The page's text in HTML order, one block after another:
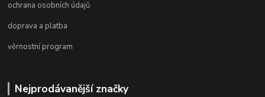
ochrana osobních údajů
doprava a platba
věrnostní program
Nejprodávanější značky